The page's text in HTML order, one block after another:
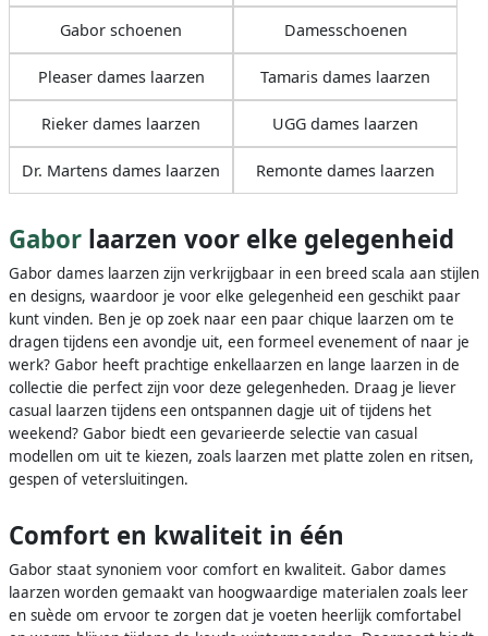
Gabor schoenen Damesschoenen
Pleaser dames laarzen Tamaris dames laarzen
Rieker dames laarzen UGG dames laarzen
Dr. Martens dames laarzen Remonte dames laarzen
Gabor laarzen voor elke gelegenheid
Gabor dames laarzen zijn verkrijgbaar in een breed scala aan stijlen
en designs, waardoor je voor elke gelegenheid een geschikt paar
kunt vinden. Ben je op zoek naar een paar chique laarzen om te
dragen tijdens een avondje uit, een formeel evenement of naar je
werk? Gabor heeft prachtige enkellaarzen en lange laarzen in de
collectie die perfect zijn voor deze gelegenheden. Draag je liever
casual laarzen tijdens een ontspannen dagje uit of tijdens het
weekend? Gabor biedt een gevarieerde selectie van casual
modellen om uit te kiezen, zoals laarzen met platte zolen en ritsen,
gespen of vetersluitingen.
Comfort en kwaliteit in één
Gabor staat synoniem voor comfort en kwaliteit. Gabor dames
laarzen worden gemaakt van hoogwaardige materialen zoals leer
en suède om ervoor te zorgen dat je voeten heerlijk comfortabel